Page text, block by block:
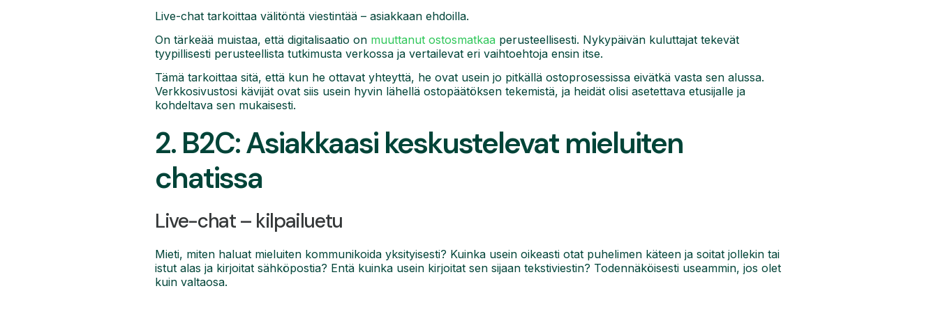
Live-chat tarkoittaa välitöntä viestintää – asiakkaan ehdoilla.
On tärkeää muistaa, että digitalisaatio on muuttanut ostosmatkaa perusteellisesti. Nykypäivän kuluttajat tekevät
tyypillisesti perusteellista tutkimusta verkossa ja vertailevat eri vaihtoehtoja ensin itse.
Tämä tarkoittaa sitä, että kun he ottavat yhteyttä, he ovat usein jo pitkällä ostoprosessissa eivätkä vasta sen alussa.
Verkkosivustosi kävijät ovat siis usein hyvin lähellä ostopäätöksen tekemistä, ja heidät olisi asetettava etusijalle ja
kohdeltava sen mukaisesti.
2. B2C: Asiakkaasi keskustelevat mieluiten
chatissa
Live-chat – kilpailuetu
Mieti, miten haluat mieluiten kommunikoida yksityisesti? Kuinka usein oikeasti otat puhelimen käteen ja soitat jollekin tai
istut alas ja kirjoitat sähköpostia? Entä kuinka usein kirjoitat sen sijaan tekstiviestin? Todennäköisesti useammin, jos olet
kuin valtaosa.